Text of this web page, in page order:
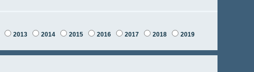
2013 2014 2015 2016 2017 2018
2019